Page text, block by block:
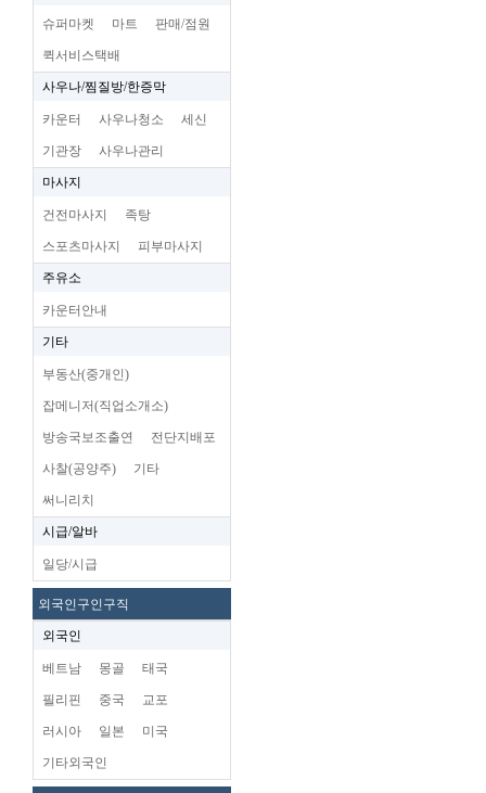
슈퍼마켓 마트 판매/점원
퀵서비스택배
사우나/찜질방/한증막
카운터 사우나청소 세신
기관장 사우나관리
마사지
건전마사지 족탕
스포츠마사지 피부마사지
주유소
카운터안내
기타
부동산(중개인)
잡메니저(직업소개소)
방송국보조출연 전단지배포
사찰(공양주) 기타
써니리치
시급/알바
일당/시급
외국인구인구직
외국인
베트남 몽골 태국
필리핀 중국 교포
러시아 일본 미국
기타외국인